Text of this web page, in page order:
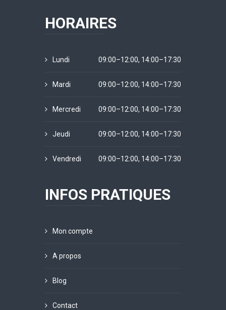
HORAIRES
Lundi 09:00–12:00, 14:00–17:30
Mardi 09:00–12:00, 14:00–17:30
Mercredi 09:00–12:00, 14:00–17:30
Jeudi 09:00–12:00, 14:00–17:30
Vendredi 09:00–12:00, 14:00–17:30
INFOS PRATIQUES
Mon compte
A propos
Blog
Contact